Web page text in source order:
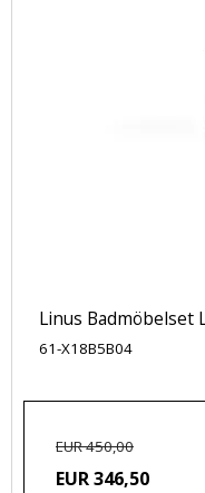
Linus Badmöbelset
61-X18B5B04
EUR 450,00
EUR 346,50